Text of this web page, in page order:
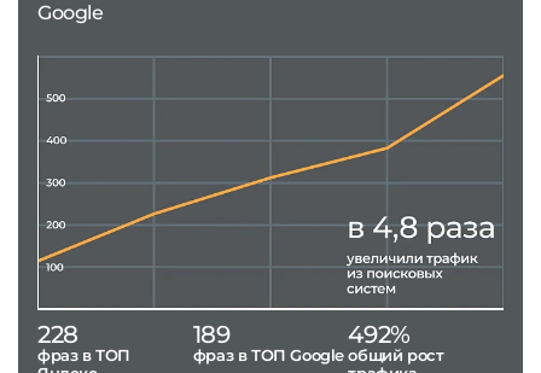
Google
228
фраз в ТОП
189
фраз в ТОП Google
492%
общий рост